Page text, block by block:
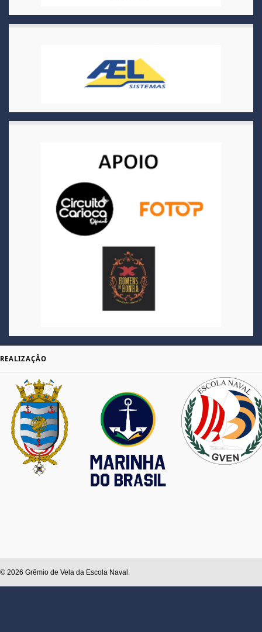
REALIZAÇÃO
© 2026 Grêmio de Vela da Escola Naval.